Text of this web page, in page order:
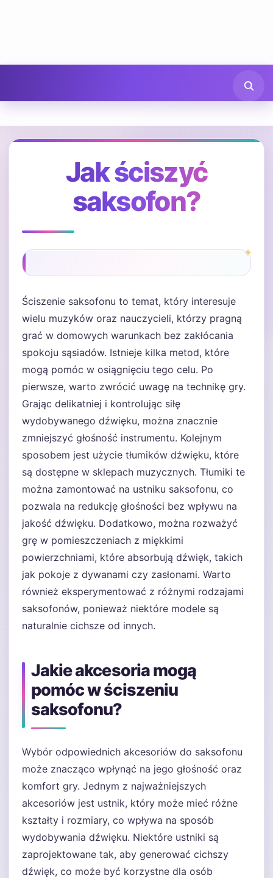
Jak ściszyć
saksofon?
Ściszenie saksofonu to temat, który interesuje
wielu muzyków oraz nauczycieli, którzy pragną
grać w domowych warunkach bez zakłócania
spokoju sąsiadów. Istnieje kilka metod, które
mogą pomóc w osiągnięciu tego celu. Po
pierwsze, warto zwrócić uwagę na technikę gry.
Grając delikatniej i kontrolując siłę
wydobywanego dźwięku, można znacznie
zmniejszyć głośność instrumentu. Kolejnym
sposobem jest użycie tłumików dźwięku, które
są dostępne w sklepach muzycznych. Tłumiki te
można zamontować na ustniku saksofonu, co
pozwala na redukcję głośności bez wpływu na
jakość dźwięku. Dodatkowo, można rozważyć
grę w pomieszczeniach z miękkimi
powierzchniami, które absorbują dźwięk, takich
jak pokoje z dywanami czy zasłonami. Warto
również eksperymentować z różnymi rodzajami
saksofonów, ponieważ niektóre modele są
naturalnie cichsze od innych.
Jakie akcesoria mogą
pomóc w ściszeniu
saksofonu?
Wybór odpowiednich akcesoriów do saksofonu
może znacząco wpłynąć na jego głośność oraz
komfort gry. Jednym z najważniejszych
akcesoriów jest ustnik, który może mieć różne
kształty i rozmiary, co wpływa na sposób
wydobywania dźwięku. Niektóre ustniki są
zaprojektowane tak, aby generować cichszy
dźwięk, co może być korzystne dla osób